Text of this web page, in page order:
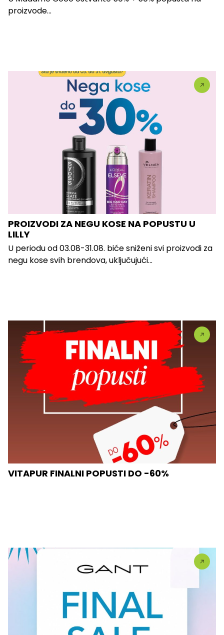
proizvode...
PROIZVODI ZA NEGU KOSE NA POPUSTU U
LILLY
U periodu od 03.08-31.08. biće sniženi svi proizvodi za
negu kose svih brendova, uključujući...
VITAPUR FINALNI POPUSTI DO -60%